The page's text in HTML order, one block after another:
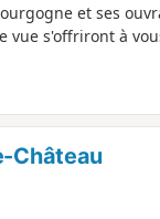
et ses
vue s'offriront à
Château